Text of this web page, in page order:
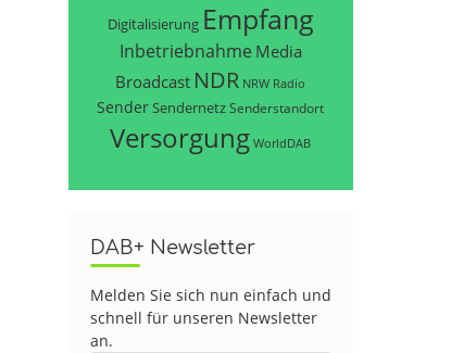
Digitalisierung Empfang
Inbetriebnahme Media
Broadcast NDR NRW Radio
SenderSendernetzSenderstandort
Versorgung WorldDAB
DAB+ Newsletter
Melden Sie sich nun einfach und
schnell für unseren Newsletter
an.